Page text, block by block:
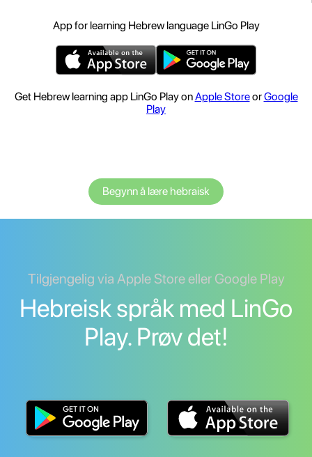
App for learning Hebrew language LinGo Play
Get Hebrew learning app LinGo Play onApple StoreorGoogle
Play
Begynn å lære hebraisk
Tilgjengelig via Apple Store eller Google Play
Hebreisk språk med LinGo
Play. Prøv det!